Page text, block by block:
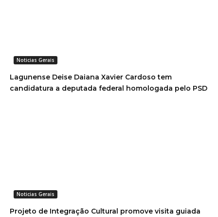
Noticias Gerais
Lagunense Deise Daiana Xavier Cardoso tem
candidatura a deputada federal homologada pelo PSD
Noticias Gerais
Projeto de Integração Cultural promove visita guiada